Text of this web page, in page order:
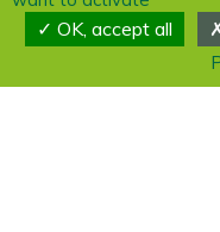
Caux
Rue
OK, accept all